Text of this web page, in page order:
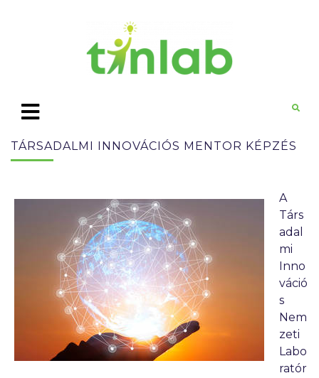
TÁRSADALMI INNOVÁCIÓS MENTOR KÉPZÉS
A
Társ
adal
mi
Inno
váció
s
Nem
zeti
Labo
ratór